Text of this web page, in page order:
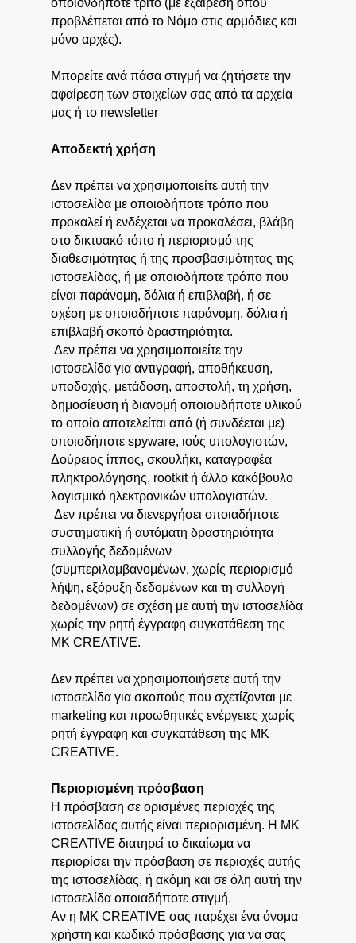
οποιονδήποτε τρίτο (με εξαίρεση όπου
προβλέπεται από το Νόμο στις αρμόδιες και
μόνο αρχές).
Μπορείτε ανά πάσα στιγμή να ζητήσετε την
αφαίρεση των στοιχείων σας από τα αρχεία
μας ή το newsletter
Αποδεκτή χρήση
Δεν πρέπει να χρησιμοποιείτε αυτή την
ιστοσελίδα με οποιοδήποτε τρόπο που
προκαλεί ή ενδέχεται να προκαλέσει, βλάβη
στο δικτυακό τόπο ή περιορισμό της
διαθεσιμότητας ή της προσβασιμότητας της
ιστοσελίδας, ή με οποιοδήποτε τρόπο που
είναι παράνομη, δόλια ή επιβλαβή, ή σε
σχέση με οποιαδήποτε παράνομη, δόλια ή
επιβλαβή σκοπό δραστηριότητα.
Δεν πρέπει να χρησιμοποιείτε την
ιστοσελίδα για αντιγραφή, αποθήκευση,
υποδοχής, μετάδοση, αποστολή, τη χρήση,
δημοσίευση ή διανομή οποιουδήποτε υλικού
το οποίο αποτελείται από (ή συνδέεται με)
οποιοδήποτε spyware, ιούς υπολογιστών,
Δούρειος ίππος, σκουλήκι, καταγραφέα
πληκτρολόγησης, rootkit ή άλλο κακόβουλο
λογισμικό ηλεκτρονικών υπολογιστών.
Δεν πρέπει να διενεργήσει οποιαδήποτε
συστηματική ή αυτόματη δραστηριότητα
συλλογής δεδομένων
(συμπεριλαμβανομένων, χωρίς περιορισμό
λήψη, εξόρυξη δεδομένων και τη συλλογή
δεδομένων) σε σχέση με αυτή την ιστοσελίδα
χωρίς την ρητή έγγραφη συγκατάθεση της
MK CREATIVE.
Δεν πρέπει να χρησιμοποιήσετε αυτή την
ιστοσελίδα για σκοπούς που σχετίζονται με
marketing και προωθητικές ενέργειες χωρίς
ρητή έγγραφη και συγκατάθεση της MK
CREATIVE.
Περιορισμένη πρόσβαση
Η πρόσβαση σε ορισμένες περιοχές της
ιστοσελίδας αυτής είναι περιορισμένη. Η MK
CREATIVE διατηρεί το δικαίωμα να
περιορίσει την πρόσβαση σε περιοχές αυτής
της ιστοσελίδας, ή ακόμη και σε όλη αυτή την
ιστοσελίδα οποιαδήποτε στιγμή.
Αν η MK CREATIVE σας παρέχει ένα όνομα
χρήστη και κωδικό πρόσβασης για να σας